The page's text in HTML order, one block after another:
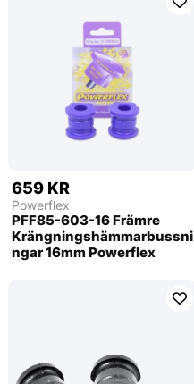
659 KR
Powerflex
PFF85-603-16 Främre
Krängningshämmarbussni
ngar 16mm Powerflex